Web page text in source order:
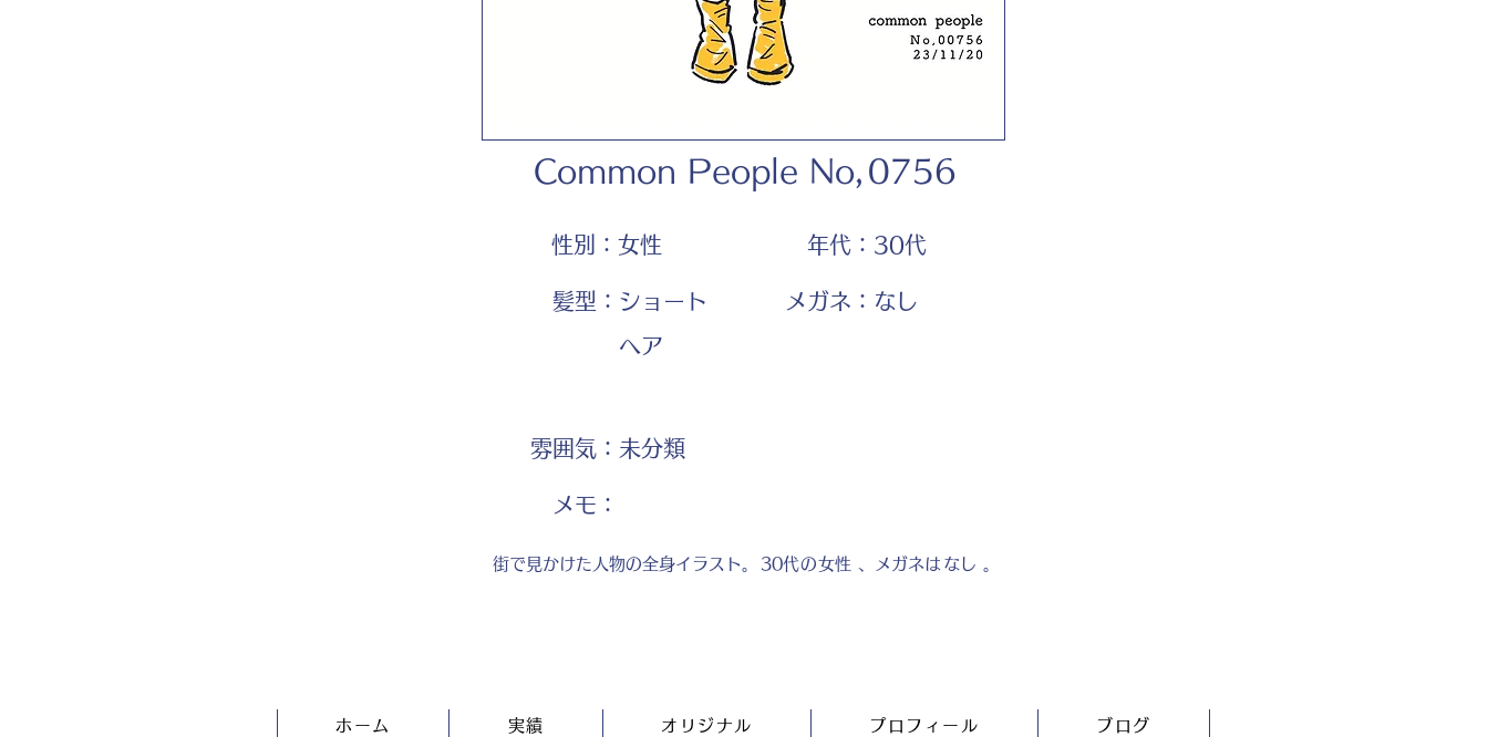
Common People No, 0756
性別： 女性
髪型： ショート
ヘア
年代： 30代
メガネ： なし
雰囲気： 未分類
​メモ：
街で見かけた人物の全身イラスト。 30代の女性 、メガネは なし 。
ホーム 実績 オリジナル プロフィール ブログ